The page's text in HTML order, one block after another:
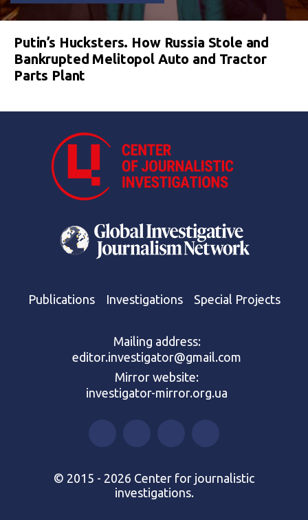
Putin’s Hucksters. How Russia Stole and
Bankrupted Melitopol Auto and Tractor
Parts Plant
Publications Investigations Special Projects
Mailing address:
editor.investigator@gmail.com
Mirror website:
investigator-mirror.org.ua
© 2015 - 2026 Center for journalistic
investigations.